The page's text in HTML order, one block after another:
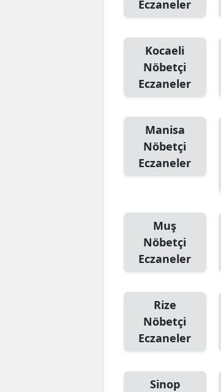
Eczaneler
Kocaeli
Nöbetçi
Eczaneler
Manisa
Nöbetçi
Eczaneler
Muş
Nöbetçi
Eczaneler
Rize
Nöbetçi
Eczaneler
Sinop